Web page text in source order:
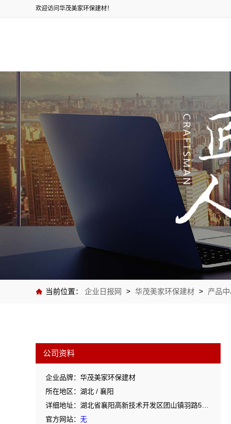
欢迎访问华茂美家环保建材！
当前位置： 企业日报网 > 华茂美家环保建材 > 产品
公司资料
企业品牌：华茂美家环保建材
所在地区：湖北 / 襄阳
官方网站： 无